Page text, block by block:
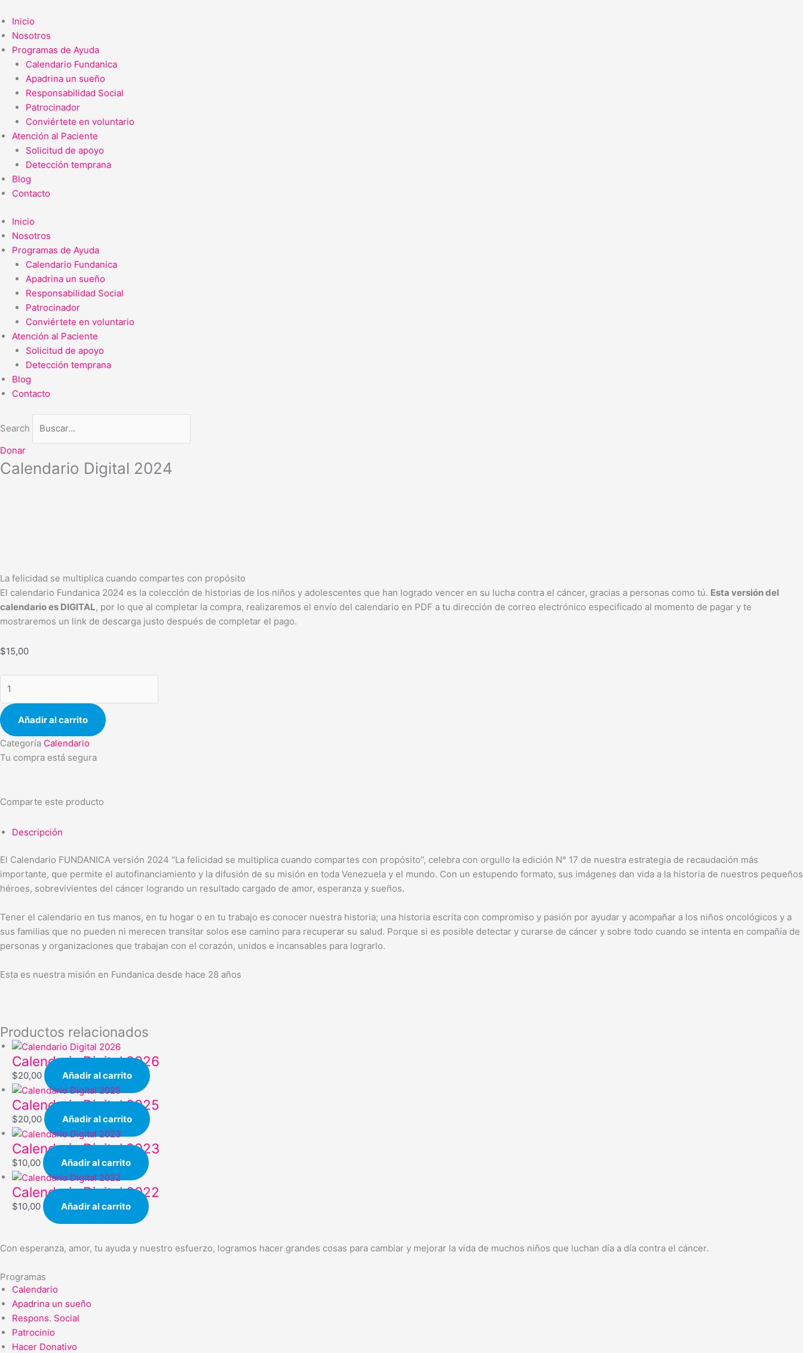
al
contenido
Inicio
Nosotros
Programas de Ayuda
Calendario Fundanica
Apadrina un sueño
Responsabilidad Social
Patrocinador
Conviértete en voluntario
Atención al Paciente
Solicitud de apoyo
Detección temprana
Blog
Contacto
Inicio
Nosotros
Programas de Ayuda
Calendario Fundanica
Apadrina un sueño
Responsabilidad Social
Patrocinador
Conviértete en voluntario
Atención al Paciente
Solicitud de apoyo
Detección temprana
Blog
Contacto
Search
Donar
Calendario Digital 2024
La felicidad se multiplica cuando compartes con propósito
El calendario Fundanica 2024 es la colección de historias de los niños y adolescentes que han logrado vencer en su lucha contra el cáncer, gracias a personas como tú. Esta versión del
calendario es DIGITAL, por lo que al completar la compra, realizaremos el envío del calendario en PDF a tu dirección de correo electrónico especificado al momento de pagar y te
mostraremos un link de descarga justo después de completar el pago.
$15,00
Digital
2024
cantidad
Añadir al carrito
Categoría Calendario
Tu compra está segura
Comparte este producto
Descripción
El Calendario FUNDANICA versión 2024 “La felicidad se multiplica cuando compartes con propósito”, celebra con orgullo la edición N° 17 de nuestra estrategia de recaudación más
importante, que permite el autofinanciamiento y la difusión de su misión en toda Venezuela y el mundo. Con un estupendo formato, sus imágenes dan vida a la historia de nuestros pequeños
héroes, sobrevivientes del cáncer logrando un resultado cargado de amor, esperanza y sueños.
Tener el calendario en tus manos, en tu hogar o en tu trabajo es conocer nuestra historia; una historia escrita con compromiso y pasión por ayudar y acompañar a los niños oncológicos y a
sus familias que no pueden ni merecen transitar solos ese camino para recuperar su salud. Porque si es posible detectar y curarse de cáncer y sobre todo cuando se intenta en compañía de
personas y organizaciones que trabajan con el corazón, unidos e incansables para lograrlo.
Esta es nuestra misión en Fundanica desde hace 28 años
Productos relacionados
Calendario Digital 2026
$20,00 Añadir al carrito
Calendario Digital 2025
$20,00 Añadir al carrito
Calendario Digital 2023
$10,00 Añadir al carrito
Calendario Digital 2022
$10,00 Añadir al carrito
Con esperanza, amor, tu ayuda y nuestro esfuerzo, logramos hacer grandes cosas para cambiar y mejorar la vida de muchos niños que luchan día a día contra el cáncer.
Programas
Calendario
Apadrina un sueño
Respons. Social
Patrocinio
Hacer Donativo